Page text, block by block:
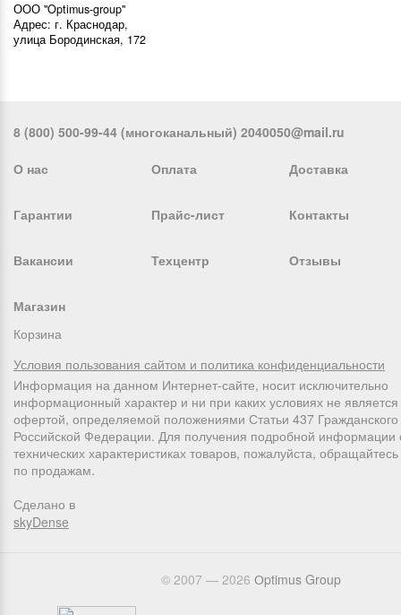
ООО "Optimus-group"
Адрес: г. Краснодар,
улица Бородинская, 172
8 (800) 500-99-44 (многоканальный) 2040050@mail.ru
О нас Оплата Доставка
Гарантии Прайс-лист Контакты
Вакансии Техцентр Отзывы
Магазин
Корзина
Условия пользования сайтом и политика конфиденциальности
Информация на данном Интернет-сайте, носит исключительно
информационный характер и ни при каких условиях не
офертой, определяемой положениями Статьи 437 Гражданского
Российской Федерации. Для получения подробной информации
технических характеристиках товаров, пожалуйста,
по продажам.
Сделано в
skyDense
© 2007 — 2026 Оptimus Group